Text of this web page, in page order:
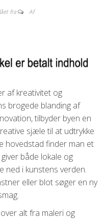
fra Af
af kreativitet og
brogede blanding af
tilbyder byen en
sjæle til at udtrykke
hovedstad finder man et
både lokale og
ned i kunstens verden.
eller blot søger en ny
alt fra maleri og